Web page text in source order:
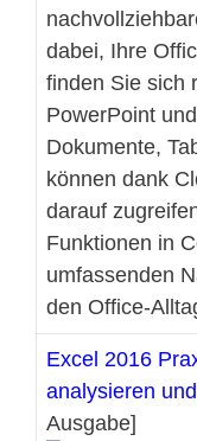
dabei, Ihre
finden Sie sich
PowerPoint
Dokumente,
können dank
darauf
Funktionen in
umfassenden
den Office-
Excel 2016
analysieren
Ausgabe]